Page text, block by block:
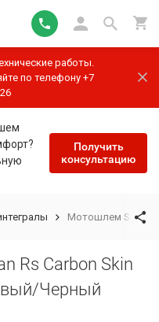
работы.
по телефону +7
Получить
консультацию
Мотошлем Shark
Rs Carbon Skin
Черный